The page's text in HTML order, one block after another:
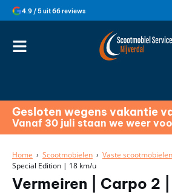
4.9 / 5 uit 66 reviews
Gesloten wegens vakantie
Vanaf 30 juli staan we weer
Home › Scootmobielen › Vaste scootmobielen
Special Edition | 18 km/u
Vermeiren | Carpo 2